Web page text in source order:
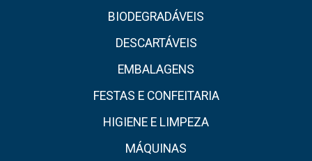
BIODEGRADÁVEIS
DESCARTÁVEIS
EMBALAGENS
FESTAS E CONFEITARIA
HIGIENE E LIMPEZA
MÁQUINAS